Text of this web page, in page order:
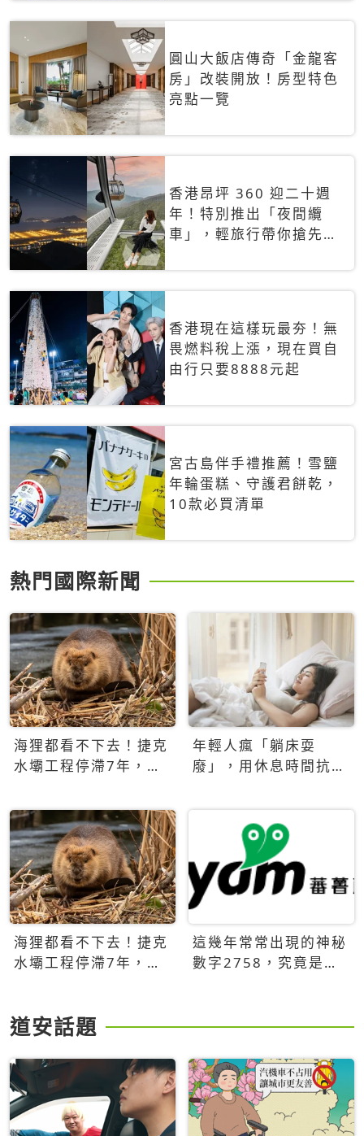
圓山大飯店傳奇「金龍客
房」改裝開放！房型特色
亮點一覽
香港昂坪 360 迎二十週
年！特別推出「夜間纜
車」，輕旅行帶你搶先揭
香港現在這樣玩最夯！無
畏燃料稅上漲，現在買自
由行只要8888元起
宮古島伴手禮推薦！雪鹽
年輪蛋糕、守護君餅乾，
10款必買清單
熱門國際新聞
海狸都看不下去！捷克
水壩工程停滯7年，海
年輕人瘋「躺床耍
廢」，用休息時間抗拒
海狸都看不下去！捷克
水壩工程停滯7年，海
這幾年常常出現的神秘
數字2758，究竟是什
道安話題